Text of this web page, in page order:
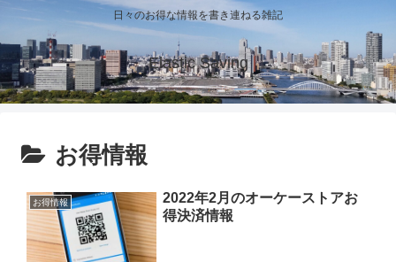
日々のお得な情報を書き連ねる雑記
Elastic Saving
お得情報
お得情報
2022年2月のオーケーストアお
得決済情報